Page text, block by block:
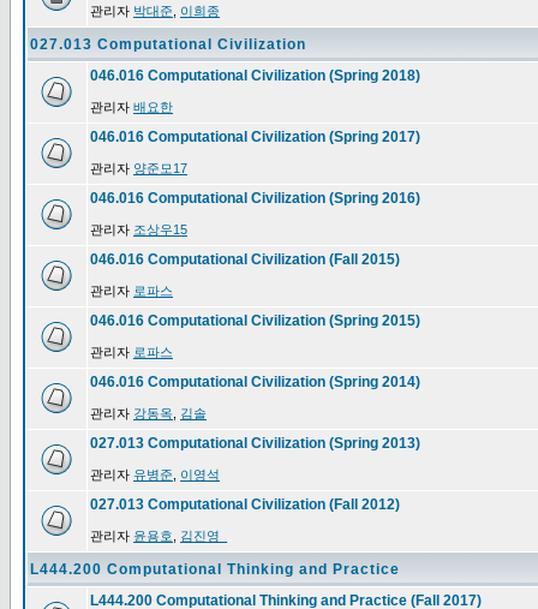
관리자 박대준 이희종
027.013 Computational Civilization
046.016 Computational Civilization (Spring 2018)
관리자 배요한
046.016 Computational Civilization (Spring 2017)
관리자 양준모17
046.016 Computational Civilization (Spring 2016)
관리자 조상우15
046.016 Computational Civilization (Fall 2015)
관리자 로파스
046.016 Computational Civilization (Spring 2015)
관리자 로파스
046.016 Computational Civilization (Spring 2014)
관리자 강동옥 김솔
027.013 Computational Civilization (Spring 2013)
관리자 유병준 이영석
027.013 Computational Civilization (Fall 2012)
관리자 윤용호 김진영_
L444.200 Computational Thinking and Practice
L444.200 Computational Thinking and Practice (Fall 2017)